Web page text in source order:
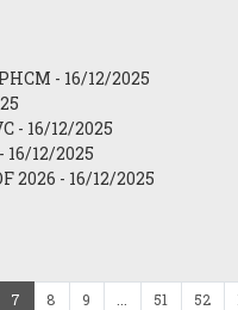
- 16/12/2025
- 16/12/2025
12/2025
2026 - 16/12/2025
7 8 9 51 52